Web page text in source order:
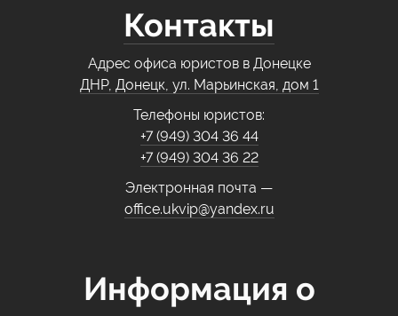
Контакты
Адрес офиса юристов в Донецке
ДНР, Донецк, ул. Марьинская, дом 1
Телефоны юристов:
+7 (949) 304 36 44
+7 (949) 304 36 22
Электронная почта —
office.ukvip@yandex.ru
Информация о